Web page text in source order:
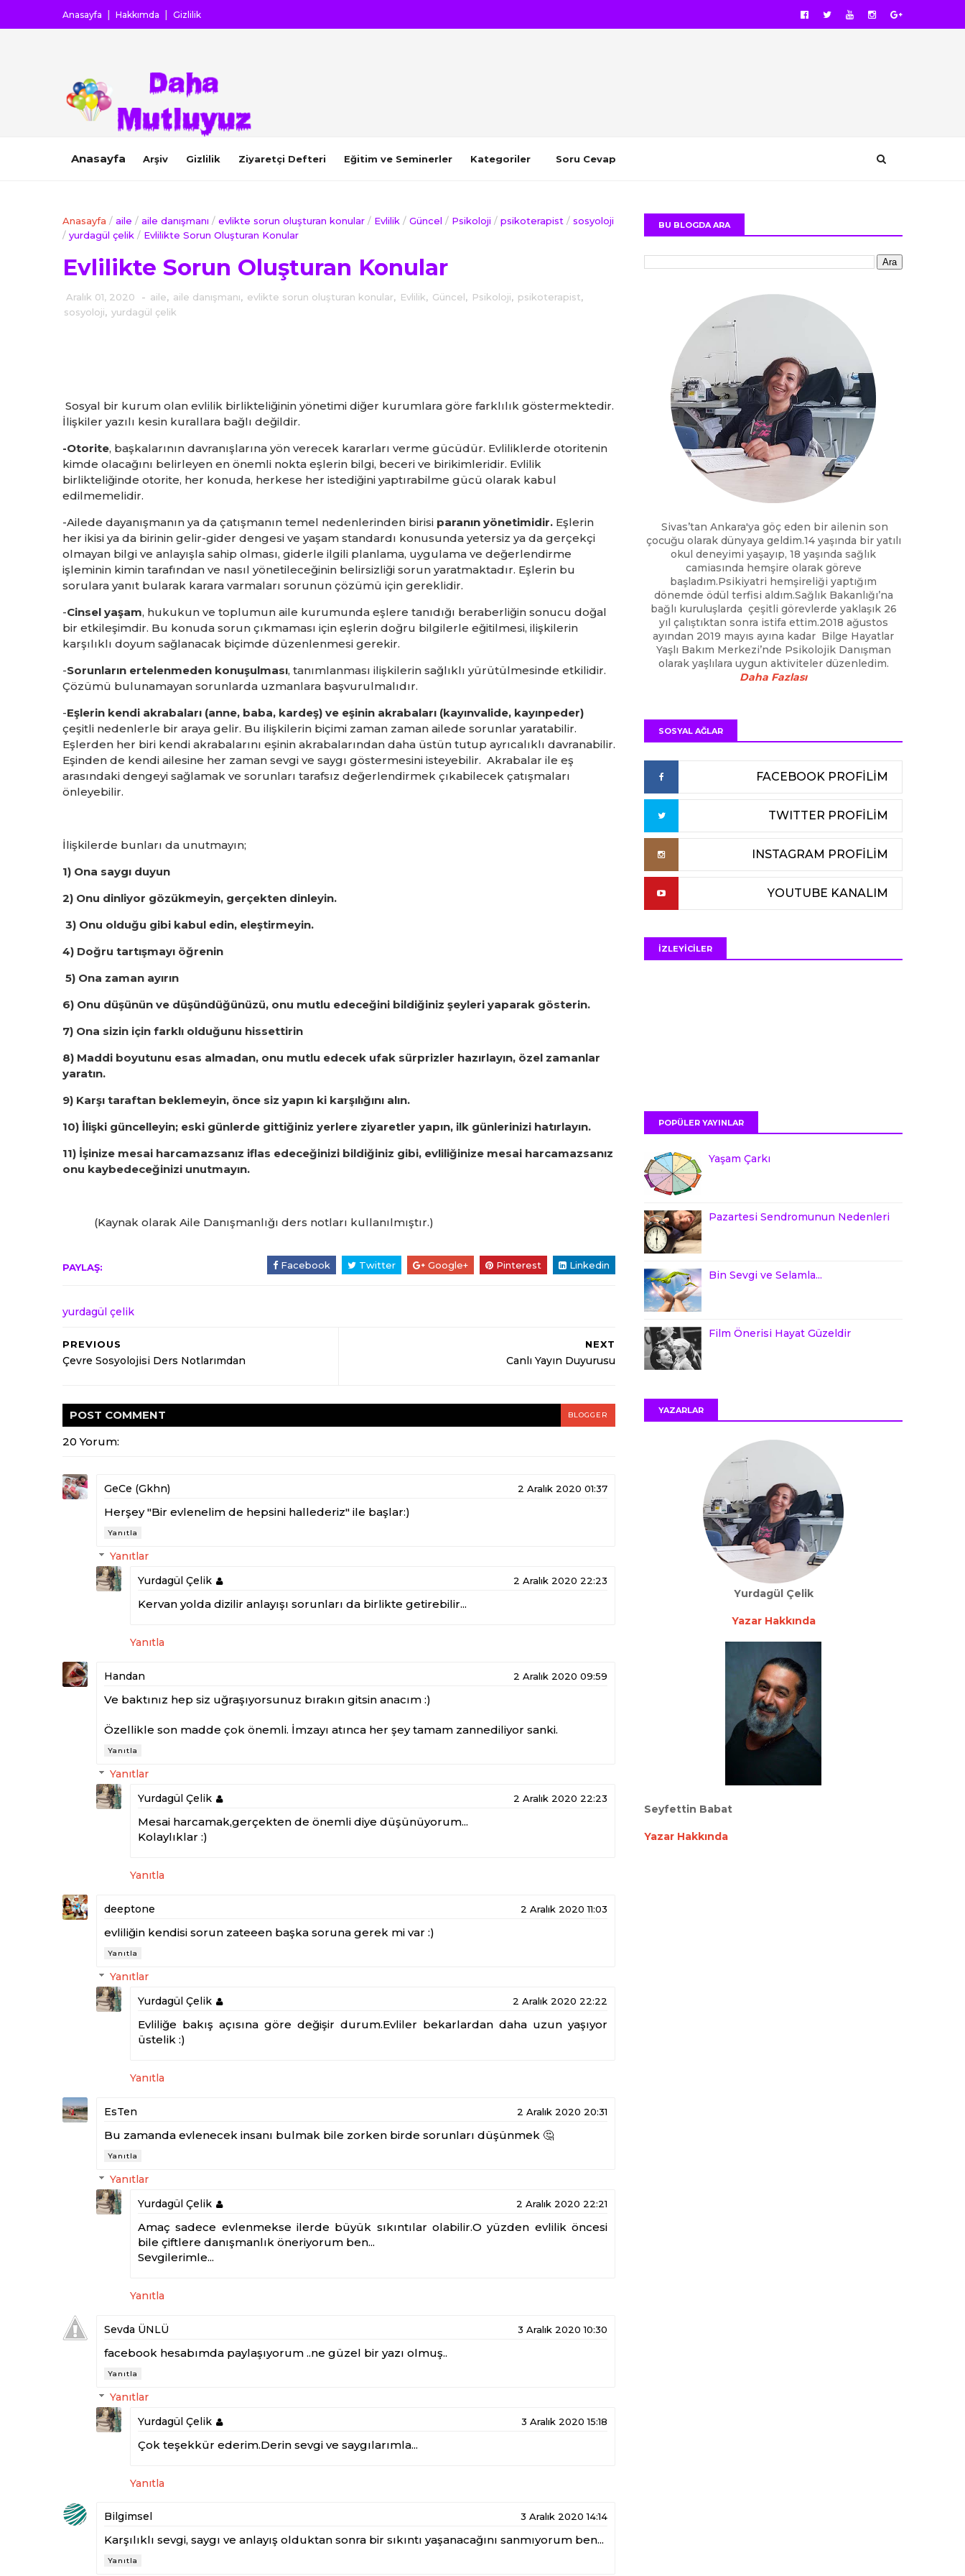
Anasayfa Hakkımda Gizlilik
Anasayfa Arşiv Gizlilik Ziyaretçi Defteri Eğitim ve Seminerler Kategoriler Soru Cevap
Anasayfa / aile / aile danışmanı / evlikte sorun oluşturan konular / Evlilik / Güncel / Psikoloji / psikoterapist / sosyoloji
/ yurdagül çelik / Evlilikte Sorun Oluşturan Konular
Evlilikte Sorun Oluşturan Konular
Aralık 01, 2020 - aile, aile danışmanı, evlikte sorun oluşturan konular, Evlilik, Güncel, Psikoloji, psikoterapist,
sosyoloji, yurdagül çelik
Sosyal bir kurum olan evlilik birlikteliğinin yönetimi diğer kurumlara göre farklılık göstermektedir.
İlişkiler yazılı kesin kurallara bağlı değildir.
-Otorite, başkalarının davranışlarına yön verecek kararları verme gücüdür. Evliliklerde otoritenin
kimde olacağını belirleyen en önemli nokta eşlerin bilgi, beceri ve birikimleridir. Evlilik
birlikteliğinde otorite, her konuda, herkese her istediğini yaptırabilme gücü olarak kabul
edilmemelidir.
-Ailede dayanışmanın ya da çatışmanın temel nedenlerinden birisi paranın yönetimidir. Eşlerin
her ikisi ya da birinin gelir-gider dengesi ve yaşam standardı konusunda yetersiz ya da gerçekçi
olmayan bilgi ve anlayışla sahip olması, giderle ilgili planlama, uygulama ve değerlendirme
işleminin kimin tarafından ve nasıl yönetileceğinin belirsizliği sorun yaratmaktadır. Eşlerin bu
sorulara yanıt bularak karara varmaları sorunun çözümü için gereklidir.
-Cinsel yaşam, hukukun ve toplumun aile kurumunda eşlere tanıdığı beraberliğin sonucu doğal
bir etkileşimdir. Bu konuda sorun çıkmaması için eşlerin doğru bilgilerle eğitilmesi, ilişkilerin
karşılıklı doyum sağlanacak biçimde düzenlenmesi gerekir.
-Sorunların ertelenmeden konuşulması, tanımlanması ilişkilerin sağlıklı yürütülmesinde etkilidir.
Çözümü bulunamayan sorunlarda uzmanlara başvurulmalıdır.
-Eşlerin kendi akrabaları (anne, baba, kardeş) ve eşinin akrabaları (kayınvalide, kayınpeder)
çeşitli nedenlerle bir araya gelir. Bu ilişkilerin biçimi zaman zaman ailede sorunlar yaratabilir.
Eşlerden her biri kendi akrabalarını eşinin akrabalarından daha üstün tutup ayrıcalıklı davranabilir.
Eşinden de kendi ailesine her zaman sevgi ve saygı göstermesini isteyebilir. Akrabalar ile eş
arasındaki dengeyi sağlamak ve sorunları tarafsız değerlendirmek çıkabilecek çatışmaları
önleyebilir.
İlişkilerde bunları da unutmayın;
1) Ona saygı duyun
2) Onu dinliyor gözükmeyin, gerçekten dinleyin.
3) Onu olduğu gibi kabul edin, eleştirmeyin.
4) Doğru tartışmayı öğrenin
5) Ona zaman ayırın
6) Onu düşünün ve düşündüğünüzü, onu mutlu edeceğini bildiğiniz şeyleri yaparak gösterin.
7) Ona sizin için farklı olduğunu hissettirin
8) Maddi boyutunu esas almadan, onu mutlu edecek ufak sürprizler hazırlayın, özel zamanlar
yaratın.
9) Karşı taraftan beklemeyin, önce siz yapın ki karşılığını alın.
10) İlişki güncelleyin; eski günlerde gittiğiniz yerlere ziyaretler yapın, ilk günlerinizi hatırlayın.
11) İşinize mesai harcamazsanız iflas edeceğinizi bildiğiniz gibi, evliliğinize mesai harcamazsanız
onu kaybedeceğinizi unutmayın.
(Kaynak olarak Aile Danışmanlığı ders notları kullanılmıştır.)
PAYLAŞ: Facebook Twitter Google+ Pinterest Linkedin
yurdagül çelik
NEXT
Canlı Yayın Duyurusu
PREVIOUS
Çevre Sosyolojisi Ders Notlarımdan
POST COMMENT BLOGGER
20 Yorum:
GeCe (Gkhn) 2 Aralık 2020 01:37
Herşey "Bir evlenelim de hepsini hallederiz" ile başlar:)
Yanıtla
Yanıtlar
Yurdagül Çelik
2 Aralık 2020 22:23
Kervan yolda dizilir anlayışı sorunları da birlikte getirebilir...
Yanıtla
Handan 2 Aralık 2020 09:59
Ve baktınız hep siz uğraşıyorsunuz bırakın gitsin anacım :)
Özellikle son madde çok önemli. İmzayı atınca her şey tamam zannediliyor sanki.
Yanıtla
Yanıtlar
Yurdagül Çelik
2 Aralık 2020 22:23
Mesai harcamak,gerçekten de önemli diye düşünüyorum...
Kolaylıklar :)
Yanıtla
deeptone 2 Aralık 2020 11:03
evliliğin kendisi sorun zateeen başka soruna gerek mi var :)
Yanıtla
Yanıtlar
Yurdagül Çelik
2 Aralık 2020 22:22
Evliliğe bakış açısına göre değişir durum.Evliler bekarlardan daha uzun yaşıyor
üstelik :)
Yanıtla
EsTen 2 Aralık 2020 20:31
Bu zamanda evlenecek insanı bulmak bile zorken birde sorunları düşünmek 🤔
Yanıtla
Yanıtlar
Yurdagül Çelik
2 Aralık 2020 22:21
Amaç sadece evlenmekse ilerde büyük sıkıntılar olabilir.O yüzden evlilik öncesi
bile çiftlere danışmanlık öneriyorum ben...
Sevgilerimle...
Yanıtla
Sevda ÜNLÜ 3 Aralık 2020 10:30
facebook hesabımda paylaşıyorum ..ne güzel bir yazı olmuş..
Yanıtla
Yanıtlar
Yurdagül Çelik
3 Aralık 2020 15:18
Çok teşekkür ederim.Derin sevgi ve saygılarımla...
Yanıtla
Bilgimsel 3 Aralık 2020 14:14
Karşılıklı sevgi, saygı ve anlayış olduktan sonra bir sıkıntı yaşanacağını sanmıyorum ben...
Yanıtla
BU BLOGDA ARA
Sivas’tan Ankara'ya göç eden bir ailenin son
çocuğu olarak dünyaya geldim.14 yaşında bir yatılı
okul deneyimi yaşayıp, 18 yaşında sağlık
camiasında hemşire olarak göreve
başladım.Psikiyatri hemşireliği yaptığım
dönemde ödül terfisi aldım.Sağlık Bakanlığı’na
bağlı kuruluşlarda çeşitli görevlerde yaklaşık 26
yıl çalıştıktan sonra istifa ettim.2018 ağustos
ayından 2019 mayıs ayına kadar Bilge Hayatlar
Yaşlı Bakım Merkezi’nde Psikolojik Danışman
olarak yaşlılara uygun aktiviteler düzenledim.
Daha Fazlası
SOSYAL AĞLAR
FACEBOOK PROFİLİM
TWITTER PROFİLİM
INSTAGRAM PROFİLİM
YOUTUBE KANALIM
İZLEYİCİLER
POPÜLER YAYINLAR
Yaşam Çarkı
Pazartesi Sendromunun Nedenleri
Bin Sevgi ve Selamla...
Film Önerisi Hayat Güzeldir
YAZARLAR
Yurdagül Çelik
Yazar Hakkında
Seyfettin Babat
Yazar Hakkında